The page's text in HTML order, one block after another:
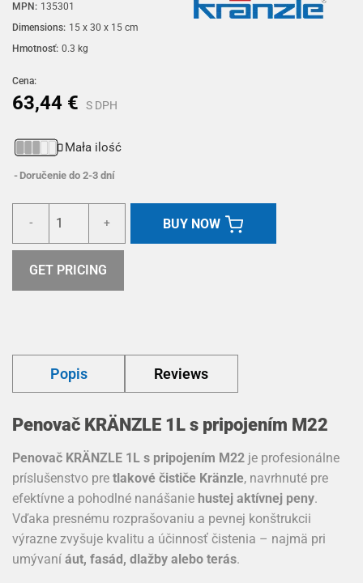
MPN: 135301
Dimensions: 15 x 30 x 15 cm
Hmotnosť: 0.3 kg
Cena:
63,44 € S DPH
Mała ilość
Doručenie do 2-3 dní
- + BUY NOW
GET PRICING
Popis Reviews
Penovač KRÄNZLE 1L s pripojením M22
Penovač KRÄNZLE 1L s pripojením M22 je profesionálne
príslušenstvo pre tlakové čističe Kränzle, navrhnuté pre
efektívne a pohodlné nanášanie hustej aktívnej peny.
Vďaka presnému rozprašovaniu a pevnej konštrukcii
výrazne zvyšuje kvalitu a účinnosť čistenia – najmä pri
umývaní áut, fasád, dlažby alebo terás.